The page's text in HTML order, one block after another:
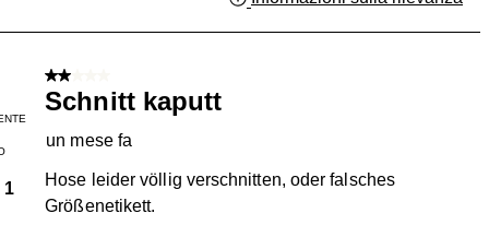
1
2 su 5 stelle.
Schnitt kaputt
un mese fa
Hose leider völlig verschnitten, oder falsches
Größenetikett.